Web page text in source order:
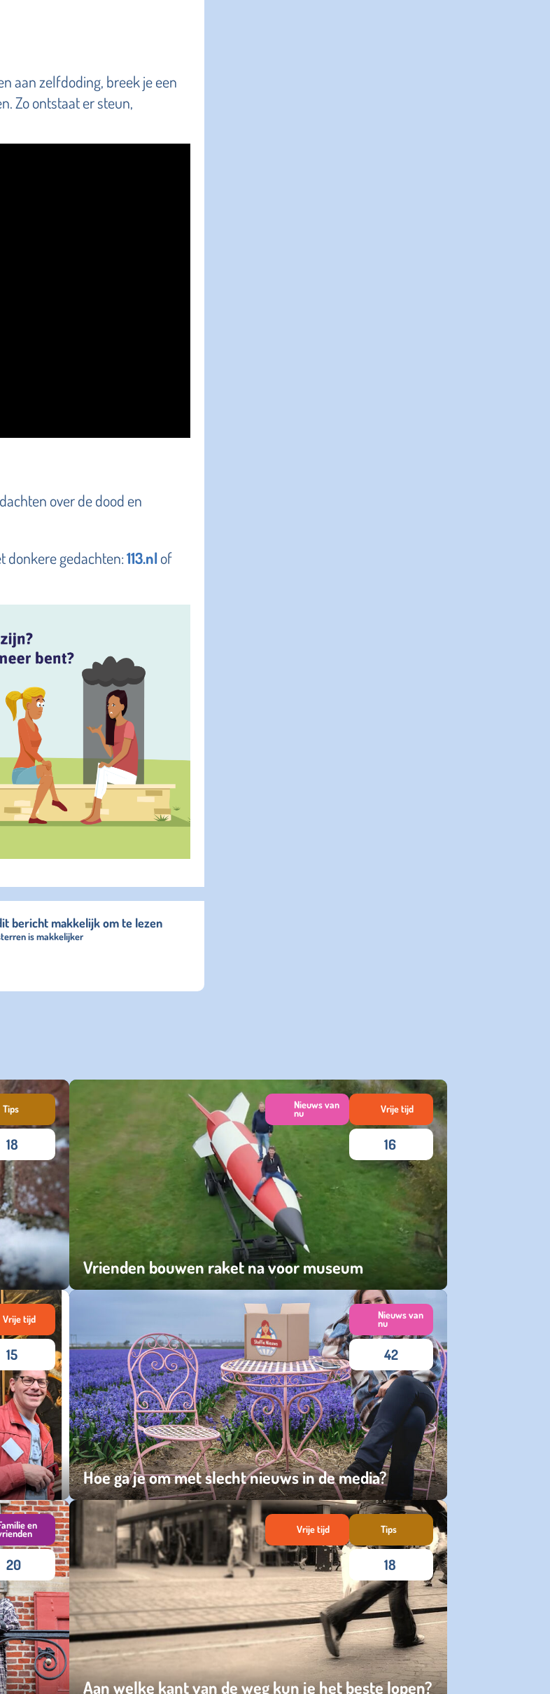
aan zelfdoding, breek je een
Zo ontstaat er steun,
over de dood en
donkere gedachten:113.nlof
bericht makkelijk om te lezen
is makkelijker
Tips
18
Vrienden bouwen raket na voor museum
dinsdag 21 oktober 2025
Nieuws van
nu Vrije tijd
16
Vrije tijd
15
Hoe ga je om met slecht nieuws in de media?
dinsdag 27 mei 2025
Nieuws van
nu
42
en
20
Aan welke kant van de weg kun je het beste lopen?
Vrije tijd Tips
18